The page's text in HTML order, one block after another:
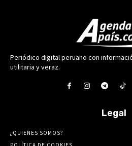
Periódico digital peruano con
utilitaria y veraz.
Legal
¿QUIENES SOMOS?